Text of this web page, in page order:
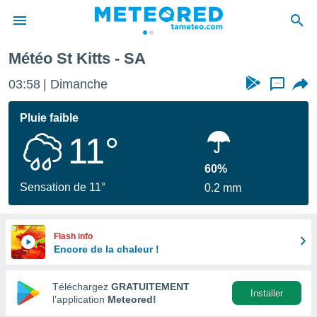
de
par
en
Météo St Kitts - SA
03:58 Dimanche ...
Pluie faible
11°
Sensation de 11°
60%
0.2 mm
Flash info
Encore de la chaleur !
Téléchargez GRATUITEMENT
l’application Meteored!
Installer